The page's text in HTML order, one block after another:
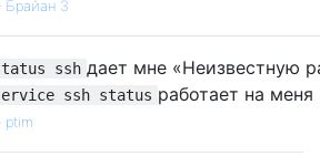
Брайан З
ssh дает мне «Неизвестную
ssh status работает на меня
ptim